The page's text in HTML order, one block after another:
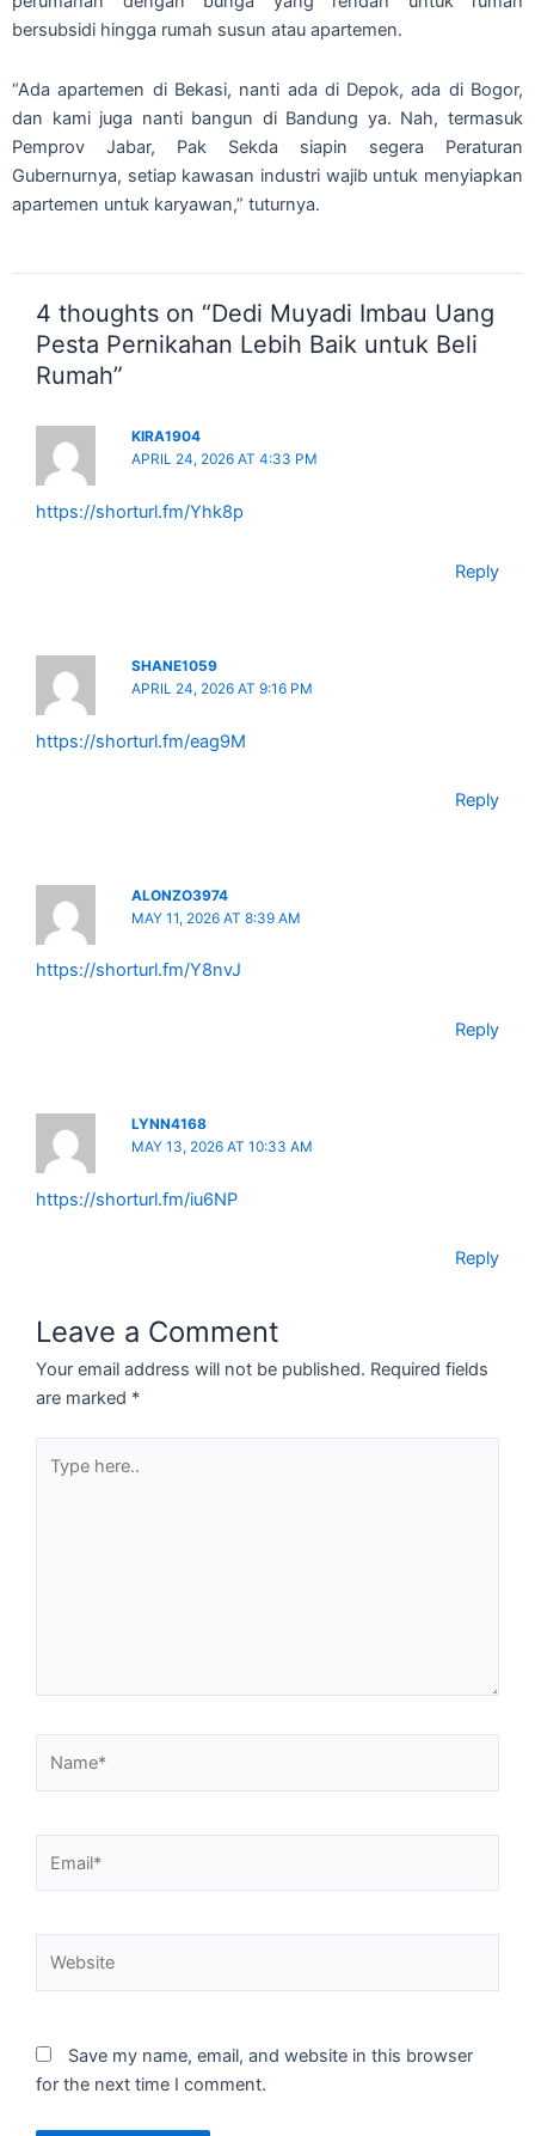
bersubsidi hingga rumah susun atau apartemen.
“Ada apartemen di Bekasi, nanti ada di Depok, ada di Bogor,
dan kami juga nanti bangun di Bandung ya. Nah, termasuk
Pemprov Jabar, Pak Sekda siapin segera Peraturan
Gubernurnya, setiap kawasan industri wajib untuk menyiapkan
apartemen untuk karyawan,” tuturnya.
4 thoughts on “Dedi Muyadi Imbau Uang
Pesta Pernikahan Lebih Baik untuk Beli
Rumah”
KIRA1904
APRIL 24, 2026 AT 4:33 PM
https://shorturl.fm/Yhk8p
Reply
SHANE1059
APRIL 24, 2026 AT 9:16 PM
https://shorturl.fm/eag9M
Reply
ALONZO3974
MAY 11, 2026 AT 8:39 AM
https://shorturl.fm/Y8nvJ
Reply
LYNN4168
MAY 13, 2026 AT 10:33 AM
https://shorturl.fm/iu6NP
Reply
Leave a Comment
Your email address will not be published. Required fields
are marked *
here..
Save my name, email, and website in this browser
for the next time I comment.